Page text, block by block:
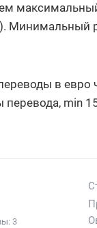
Минимальный
в евро
перевода, min
3